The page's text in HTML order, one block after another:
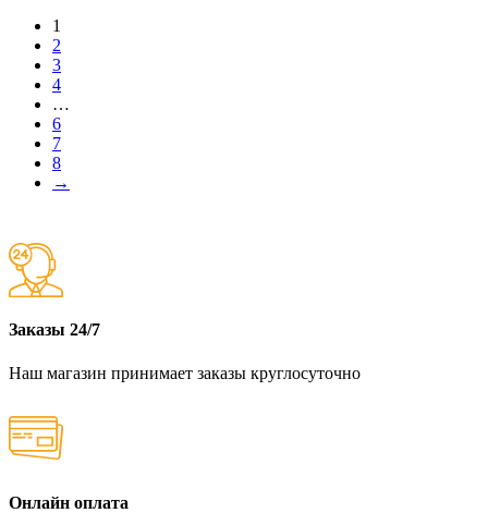
1
2
3
4
…
6
7
8
→
Заказы 24/7
Наш магазин принимает заказы круглосуточно
Онлайн оплата